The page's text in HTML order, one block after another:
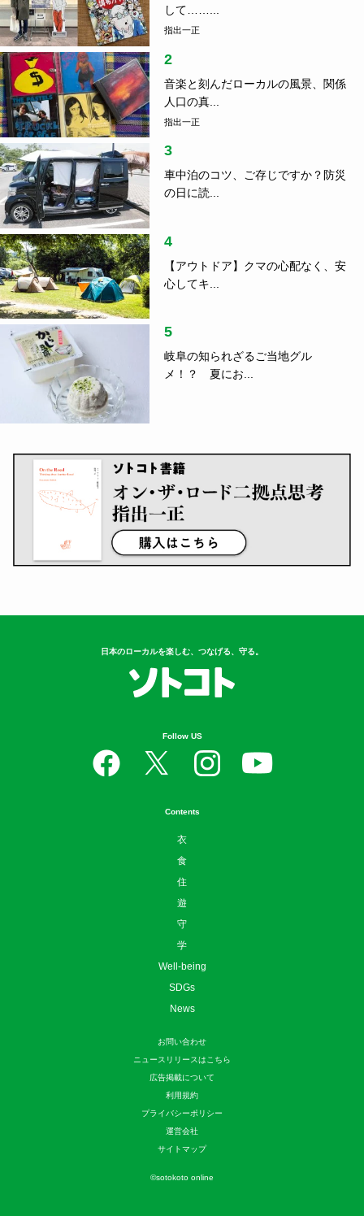
して……...
指出一正
2
音楽と刻んだローカルの風景、関係
人口の真...
指出一正
3
車中泊のコツ、ご存じですか？防災
の日に読...
4
【アウトドア】クマの心配なく、安
心してキ...
5
岐阜の知られざるご当地グル
メ！？ 夏にお...
日本のローカルを楽しむ、つなげる、守る。
Follow US
Contents
衣
食
住
遊
守
学
Well-being
SDGs
News
お問い合わせ
ニュースリリースはこちら
広告掲載について
利用規約
プライバシーポリシー
運営会社
サイトマップ
©sotokoto online